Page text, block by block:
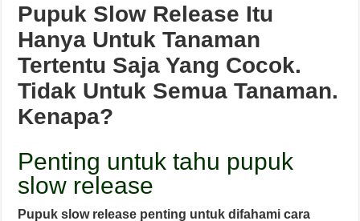
Pupuk Slow Release Itu
Hanya Untuk Tanaman
Tertentu Saja Yang Cocok.
Tidak Untuk Semua Tanaman.
Kenapa?
Penting untuk tahu pupuk
slow release
Pupuk slow release penting untuk difahami cara